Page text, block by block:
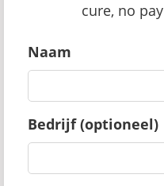
cure, no pay
Naam
Bedrijf (optioneel)